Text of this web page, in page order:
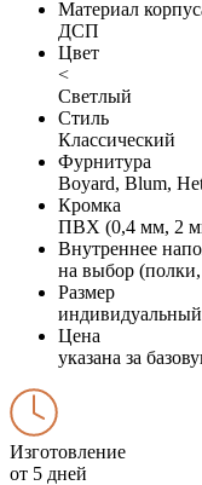
Материал
ДСП
Цвет
<
Светлый
Стиль
Классический
Фурнитура
Boyard, Blum,
Кромка
ПВХ (0,4 мм, 2
Внутреннее
на выбор
Размер
индивидуальный
Цена
указана за
Изготовление
от 5 дней